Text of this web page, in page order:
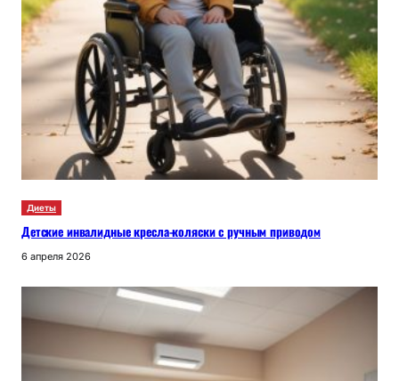
Диеты
Детские инвалидные кресла-коляски с ручным приводом
6 апреля 2026